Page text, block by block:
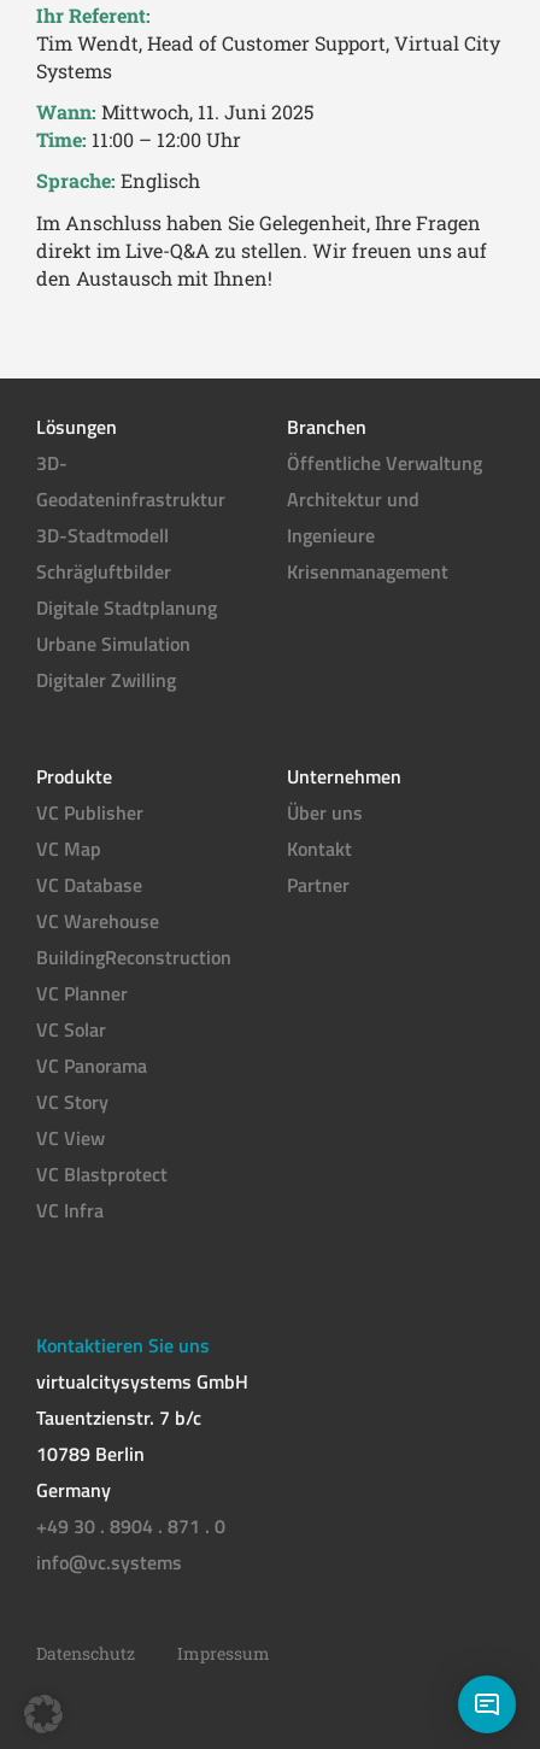
Ihr Referent:
Tim Wendt, Head of Customer Support, Virtual City
Systems
Wann: Mittwoch, 11. Juni 2025
Time: 11:00 – 12:00 Uhr
Sprache: Englisch
Im Anschluss haben Sie Gelegenheit, Ihre Fragen
direkt im Live-Q&A zu stellen. Wir freuen uns auf
den Austausch mit Ihnen!
Lösungen
3D-
Geodateninfrastruktur
3D-Stadtmodell
Schrägluftbilder
Digitale Stadtplanung
Urbane Simulation
Digitaler Zwilling
Branchen
Öffentliche Verwaltung
Architektur und
Ingenieure
Krisenmanagement
Produkte
VC Publisher
VC Map
VC Database
VC Warehouse
BuildingReconstruction
VC Planner
VC Solar
VC Panorama
VC Story
VC View
VC Blastprotect
VC Infra
Unternehmen
Über uns
Kontakt
Partner
Kontaktieren Sie uns
virtualcitysystems GmbH
Tauentzienstr. 7 b/c
10789 Berlin
Germany
+49 30 . 8904 . 871 . 0
info@vc.systems
Datenschutz Impressum